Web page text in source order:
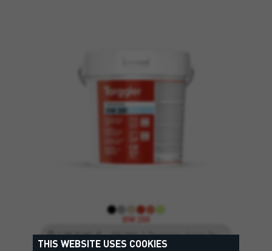
BW 200
C PR PI MC IR — EN 1504-2, Програма «Conto Termico 3.0», DM O1 — EN 14891
THIS WEBSITE USES COOKIES